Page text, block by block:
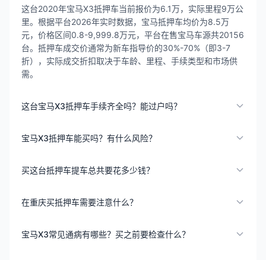
这台2020年宝马X3抵押车当前报价为6.1万，实际里程9万公
里。根据平台2026年实时数据，宝马抵押车均价为8.5万
元，价格区间0.8-9,999.8万元，平台在售宝马车源共20156
台。抵押车成交价通常为新车指导价的30%-70%（即3-7
折），实际成交折扣取决于车龄、里程、手续类型和市场供
需。
这台宝马X3抵押车手续齐全吗？能过户吗？
宝马X3抵押车能买吗？有什么风险？
买这台抵押车提车总共要花多少钱？
在重庆买抵押车需要注意什么？
宝马X3常见通病有哪些？买之前要检查什么？